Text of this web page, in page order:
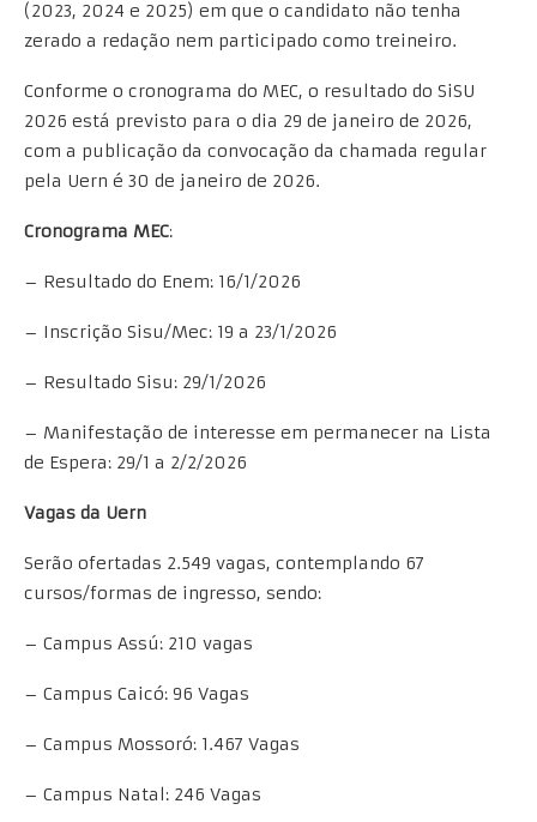
(2023, 2024 e 2025) em que o candidato não tenha
zerado a redação nem participado como treineiro.
Conforme o cronograma do MEC, o resultado do SiSU
2026 está previsto para o dia 29 de janeiro de 2026,
com a publicação da convocação da chamada regular
pela Uern é 30 de janeiro de 2026.
Cronograma MEC:
– Resultado do Enem: 16/1/2026
– Inscrição Sisu/Mec: 19 a 23/1/2026
– Resultado Sisu: 29/1/2026
– Manifestação de interesse em permanecer na Lista
de Espera: 29/1 a 2/2/2026
Vagas da Uern
Serão ofertadas 2.549 vagas, contemplando 67
cursos/formas de ingresso, sendo:
– Campus Assú: 210 vagas
– Campus Caicó: 96 Vagas
– Campus Mossoró: 1.467 Vagas
– Campus Natal: 246 Vagas